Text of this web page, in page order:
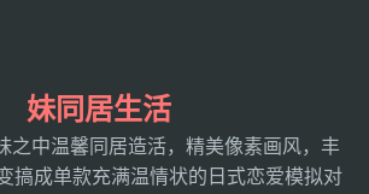
妹同居生活
之中温馨同居造活，精美像素画风，丰
搞成单款充满温情状的日式恋爱模拟对